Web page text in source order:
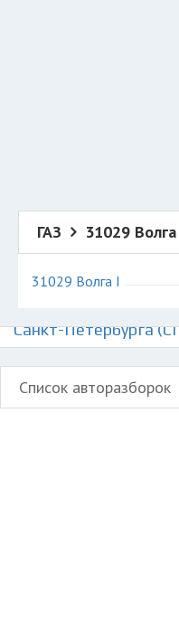
ГАЗ 31029 Волга
31029 Волга I
Санкт-Петербурга
Список авторазборок